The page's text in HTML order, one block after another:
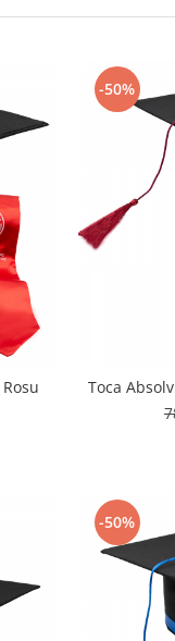
-50%
Toca
-50%